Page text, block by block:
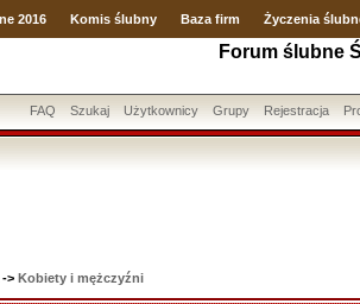
2016 Komis ślubny Baza firm Życzenia
Forum ślubne
FAQ Szukaj Użytkownicy Grupy Rejestracja
-> Kobiety i mężczyźni